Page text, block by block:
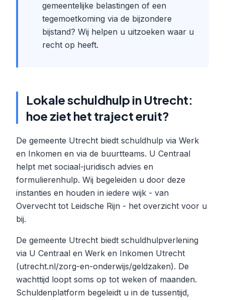
gemeentelijke belastingen of een
tegemoetkoming via de bijzondere
bijstand? Wij helpen u uitzoeken waar u
recht op heeft.
Lokale schuldhulp in Utrecht:
hoe ziet het traject eruit?
De gemeente Utrecht biedt schuldhulp via Werk
en Inkomen en via de buurtteams. U Centraal
helpt met sociaal-juridisch advies en
formulierenhulp. Wij begeleiden u door deze
instanties en houden in iedere wijk - van
Overvecht tot Leidsche Rijn - het overzicht voor u
bij.
De gemeente Utrecht biedt schuldhulpverlening
via U Centraal en Werk en Inkomen Utrecht
(utrecht.nl/zorg-en-onderwijs/geldzaken). De
wachttijd loopt soms op tot weken of maanden.
Schuldenplatform begeleidt u in de tussentijd,